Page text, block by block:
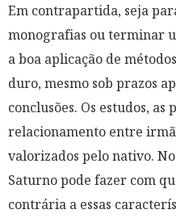
Em contrapartida, seja
monografias ou terminar
a boa aplicação de
duro, mesmo sob prazos
conclusões. Os estudos, as
relacionamento entre
valorizados pelo nativo.
Saturno pode fazer com
contrária a essas